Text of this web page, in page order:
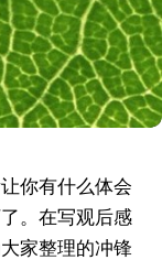
你有什么体会
。在写观后感
家整理的冲锋